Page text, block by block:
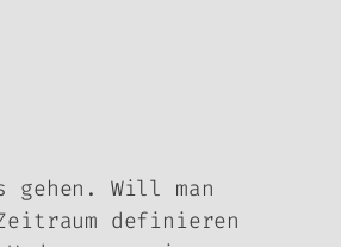
gehen. Will man
definieren